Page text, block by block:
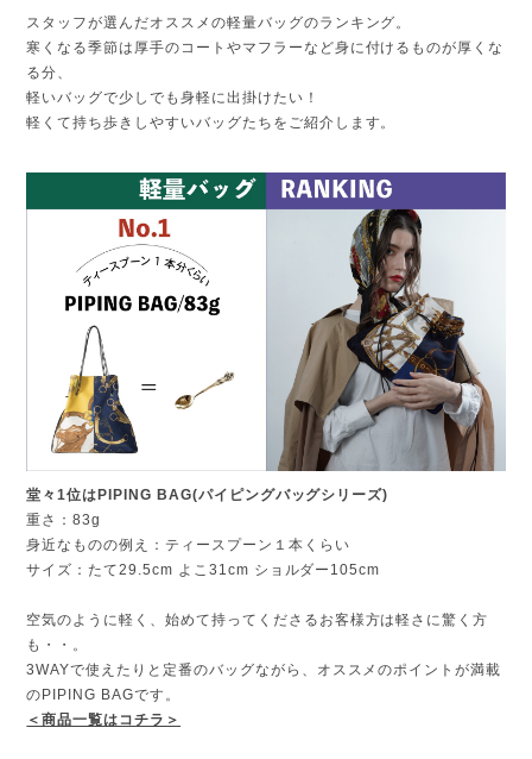
スタッフが選んだオススメの軽量バッグのランキング。
寒くなる季節は厚手のコートやマフラーなど身に付けるものが厚くな
る分、
軽いバッグで少しでも身軽に出掛けたい！
軽くて持ち歩きしやすいバッグたちをご紹介します。
堂々1位はPIPING BAG(パイピングバッグシリーズ)
重さ：83g
身近なものの例え：ティースプーン１本くらい
サイズ：たて29.5cm よこ31cm ショルダー105cm
空気のように軽く、始めて持ってくださるお客様方は軽さに驚く方
も・・。
3WAYで使えたりと定番のバッグながら、オススメのポイントが満載
のPIPING BAGです。
＜商品一覧はコチラ＞